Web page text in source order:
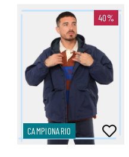
40%
CAMPIONARIO